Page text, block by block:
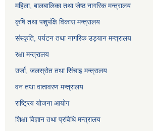
महिला, बालबालिका तथा जेष्ठ नागरिक मन्त्रालय
कृषि तथा पशुपंक्षि विकास मन्त्रालय
संस्कृति, पर्यटन तथा नागरिक उड्‍यान मन्त्रालय
रक्षा मन्त्रालय
उर्जा, जलस्रोत तथा सिंचाइ मन्त्रालय
वन तथा वातावरण मन्त्रालय
राष्ट्रिय योजना आयोग
शिक्षा विज्ञान तथा प्रविधि मन्त्रालय